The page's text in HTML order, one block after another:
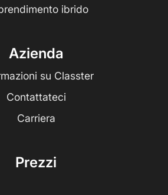
ibrido
Azienda
su Classter
Contattateci
Carriera
Prezzi